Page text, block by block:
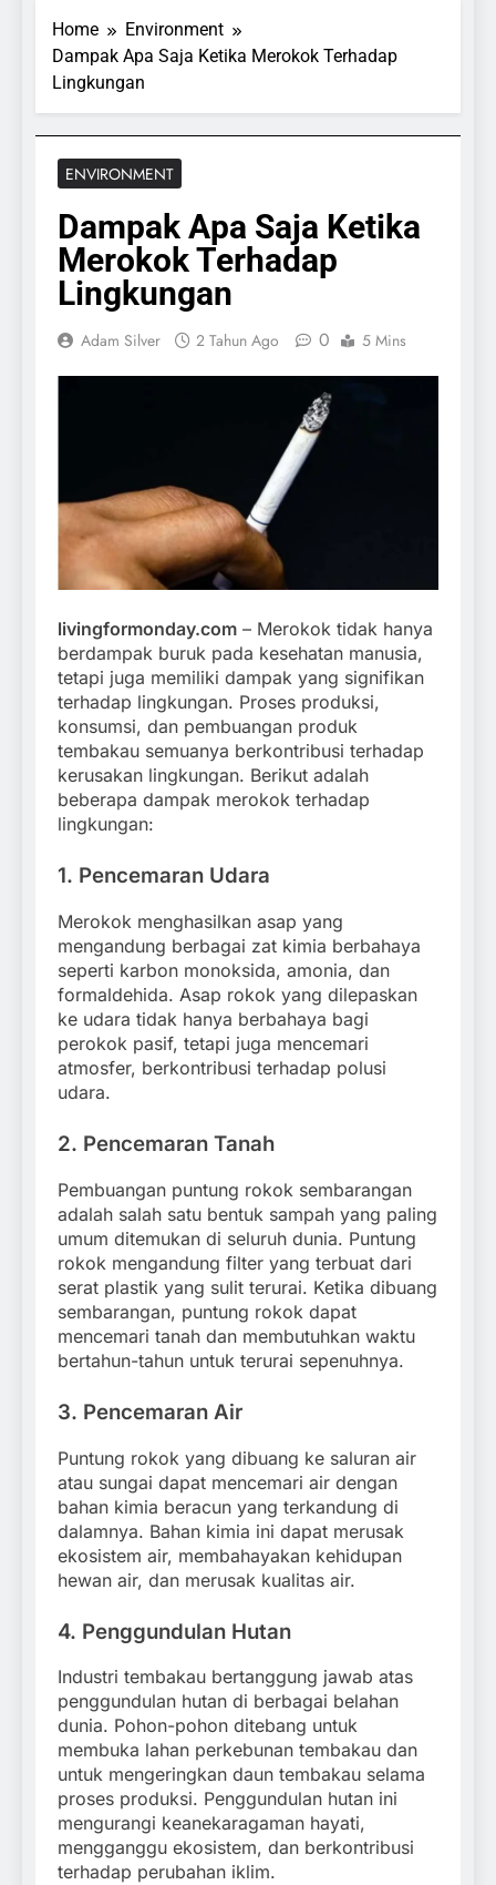
Home
Environment
Dampak Apa Saja Ketika Merokok Terhadap
Lingkungan
ENVIRONMENT
Dampak Apa Saja Ketika
Merokok Terhadap
Lingkungan
Adam Silver 2 Tahun Ago 0 5 Mins
livingformonday.com – Merokok tidak hanya
berdampak buruk pada kesehatan manusia,
tetapi juga memiliki dampak yang signifikan
terhadap lingkungan. Proses produksi,
konsumsi, dan pembuangan produk
tembakau semuanya berkontribusi terhadap
kerusakan lingkungan. Berikut adalah
beberapa dampak merokok terhadap
lingkungan:
1. Pencemaran Udara
Merokok menghasilkan asap yang
mengandung berbagai zat kimia berbahaya
seperti karbon monoksida, amonia, dan
formaldehida. Asap rokok yang dilepaskan
ke udara tidak hanya berbahaya bagi
perokok pasif, tetapi juga mencemari
atmosfer, berkontribusi terhadap polusi
udara.
2. Pencemaran Tanah
Pembuangan puntung rokok sembarangan
adalah salah satu bentuk sampah yang paling
umum ditemukan di seluruh dunia. Puntung
rokok mengandung filter yang terbuat dari
serat plastik yang sulit terurai. Ketika dibuang
sembarangan, puntung rokok dapat
mencemari tanah dan membutuhkan waktu
bertahun-tahun untuk terurai sepenuhnya.
3. Pencemaran Air
Puntung rokok yang dibuang ke saluran air
atau sungai dapat mencemari air dengan
bahan kimia beracun yang terkandung di
dalamnya. Bahan kimia ini dapat merusak
ekosistem air, membahayakan kehidupan
hewan air, dan merusak kualitas air.
4. Penggundulan Hutan
Industri tembakau bertanggung jawab atas
penggundulan hutan di berbagai belahan
dunia. Pohon-pohon ditebang untuk
membuka lahan perkebunan tembakau dan
untuk mengeringkan daun tembakau selama
proses produksi. Penggundulan hutan ini
mengurangi keanekaragaman hayati,
mengganggu ekosistem, dan berkontribusi
terhadap perubahan iklim.